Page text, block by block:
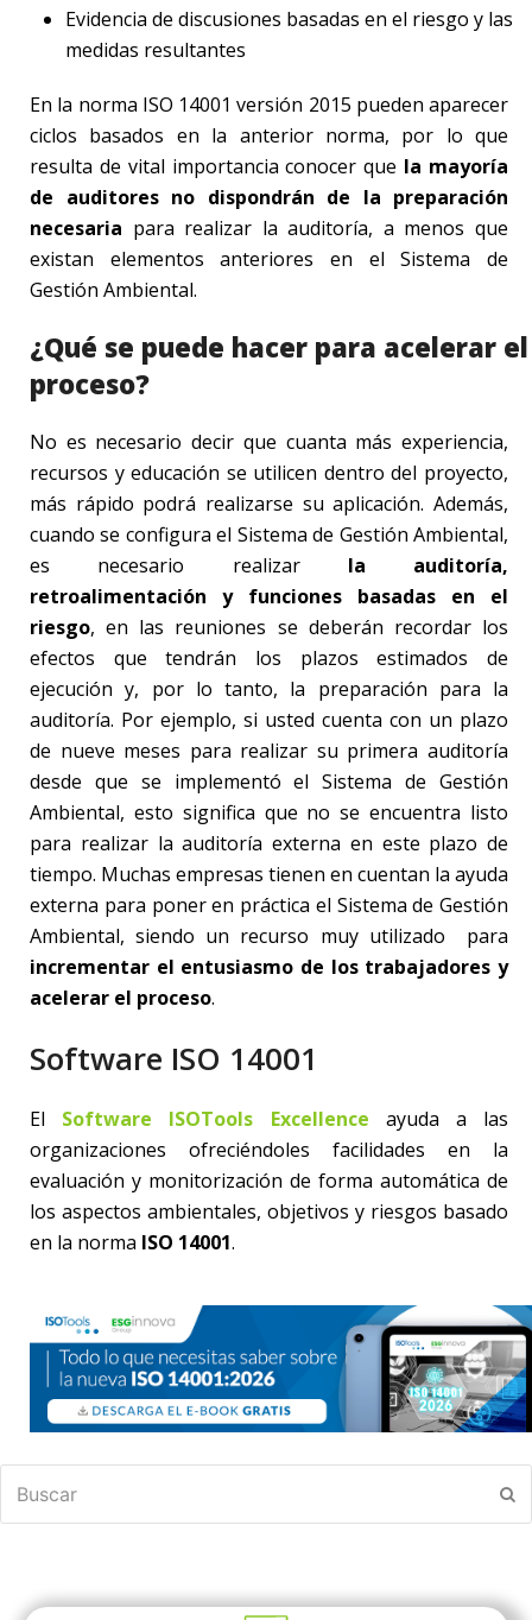
Evidencia de discusiones basadas en el riesgo y las
medidas resultantes
En la norma ISO 14001 versión 2015 pueden aparecer
ciclos basados en la anterior norma, por lo que
resulta de vital importancia conocer que la mayoría
de auditores no dispondrán de la preparación
necesaria para realizar la auditoría, a menos que
existan elementos anteriores en el Sistema de
Gestión Ambiental.
¿Qué se puede hacer para acelerar el
proceso?
No es necesario decir que cuanta más experiencia,
recursos y educación se utilicen dentro del proyecto,
más rápido podrá realizarse su aplicación. Además,
cuando se configura el Sistema de Gestión Ambiental,
es necesario realizar la auditoría,
retroalimentación y funciones basadas en el
riesgo, en las reuniones se deberán recordar los
efectos que tendrán los plazos estimados de
ejecución y, por lo tanto, la preparación para la
auditoría. Por ejemplo, si usted cuenta con un plazo
de nueve meses para realizar su primera auditoría
desde que se implementó el Sistema de Gestión
Ambiental, esto significa que no se encuentra listo
para realizar la auditoría externa en este plazo de
tiempo. Muchas empresas tienen en cuentan la ayuda
externa para poner en práctica el Sistema de Gestión
Ambiental, siendo un recurso muy utilizado para
incrementar el entusiasmo de los trabajadores y
acelerar el proceso.
Software ISO 14001
El Software ISOTools Excellence ayuda a las
organizaciones ofreciéndoles facilidades en la
evaluación y monitorización de forma automática de
los aspectos ambientales, objetivos y riesgos basado
en la norma ISO 14001.